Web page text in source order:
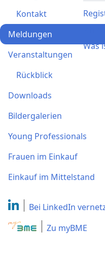
Was
Kontakt
Meldungen
Veranstaltungen
Rückblick
Downloads
Bildergalerien
Young Professionals
Frauen im Einkauf
Einkauf im Mittelstand
Bei LinkedIn
Zu myBME